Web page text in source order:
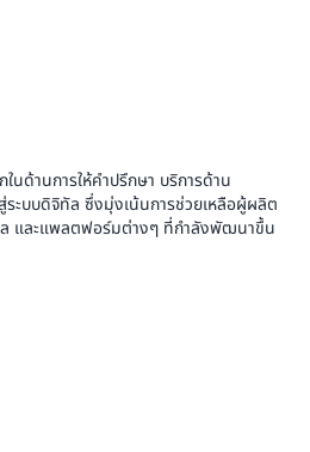
นด้านการให้คำปรึกษา บริการด้าน
ระบบดิจิทัล ซึ่งมุ่งเน้นการช่วยเหลือผู้ผลิต
และแพลตฟอร์มต่างๆ ที่กำลังพัฒนาขึ้น